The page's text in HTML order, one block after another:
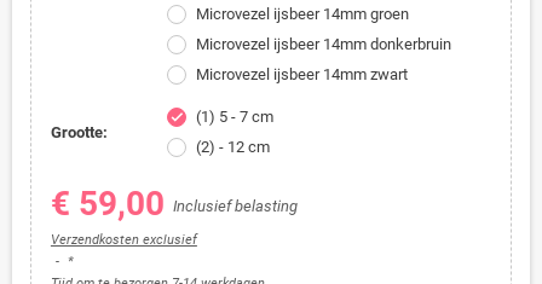
Microvezel ijsbeer 14mm groen
Microvezel ijsbeer 14mm donkerbruin
Microvezel ijsbeer 14mm zwart
Grootte:
check
(1) 5 - 7 cm
(2) - 12 cm
€ 59,00 Inclusief belasting
Verzendkosten exclusief
*